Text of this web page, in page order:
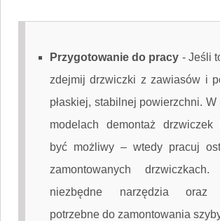
Przygotowanie do pracy - Jeśli
zdejmij drzwiczki z zawiasów i
płaskiej, stabilnej powierzchni. W
modelach demontaż
być możliwy – wtedy pracuj
zamontowanych drzwiczkach.
niezbędne narzędzia oraz
potrzebne do zamontowania